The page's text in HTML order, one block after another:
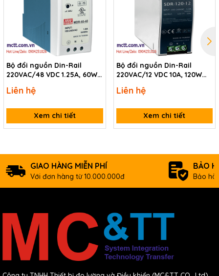
Bộ đổi nguồn Din-Rail
220VAC/48 VDC 1.25A, 60W
Liên hệ
Xem chi tiết
Bộ đổi nguồn Din-Rail
220VAC/12 VDC 10A, 120W
Liên hệ
Xem chi tiết
GIAO HÀNG MIỄN PHÍ
Với đơn hàng từ 10.000.000đ
BẢO
Bảo